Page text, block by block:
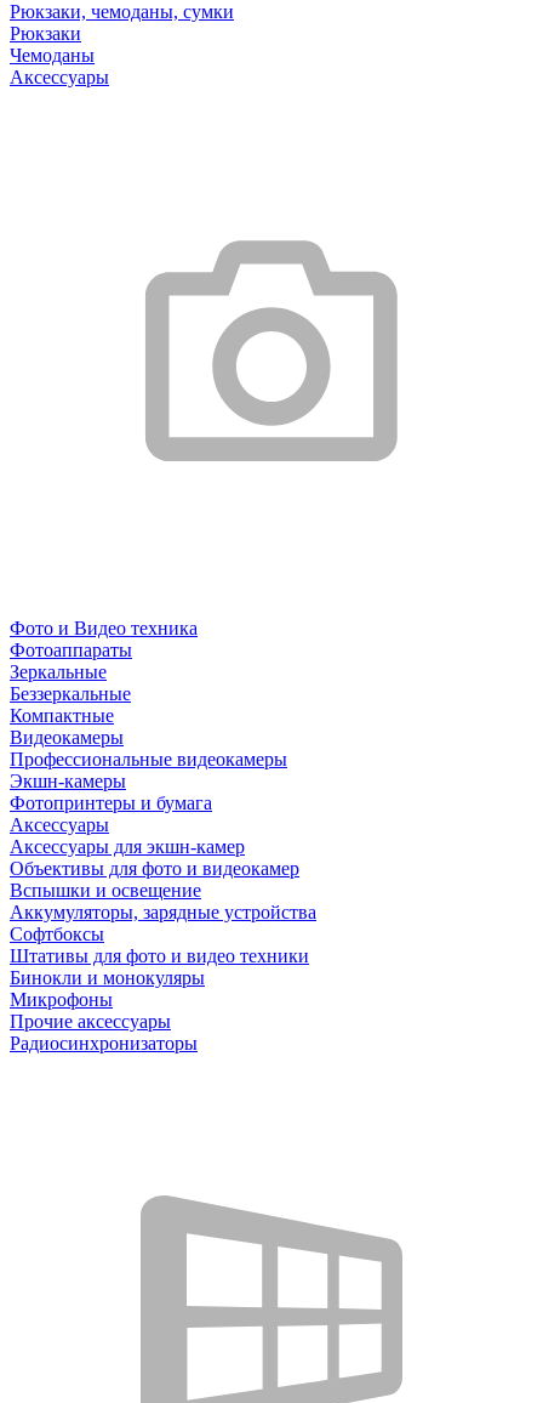
Рюкзаки, чемоданы, сумки
Рюкзаки
Чемоданы
Аксессуары
Фото и Видео техника
Фотоаппараты
Зеркальные
Беззеркальные
Компактные
Видеокамеры
Профессиональные видеокамеры
Экшн-камеры
Фотопринтеры и бумага
Аксессуары
Аксессуары для экшн-камер
Объективы для фото и видеокамер
Вспышки и освещение
Аккумуляторы, зарядные устройства
Софтбоксы
Штативы для фото и видео техники
Бинокли и монокуляры
Микрофоны
Прочие аксессуары
Радиосинхронизаторы